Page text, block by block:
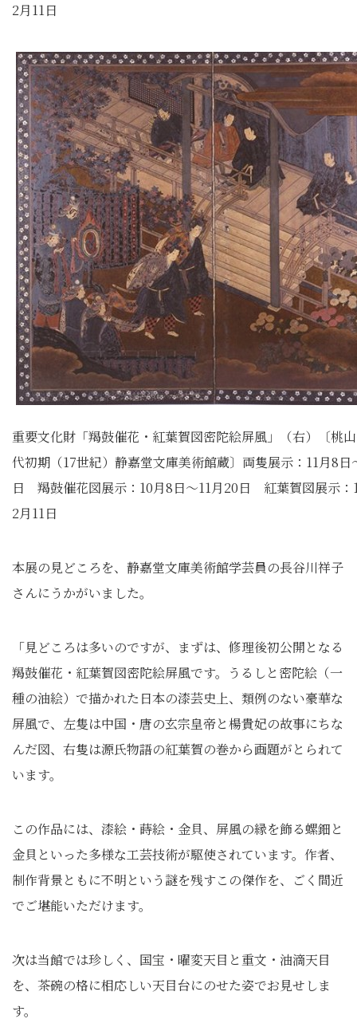
2月11日
重要文化財「羯鼓催花・紅葉賀図密陀絵屏風」（右）〔桃
代初期（17世紀）静嘉堂文庫美術館蔵〕両隻展示：11月8日
日 羯鼓催花図展示：10月8日～11月20日 紅葉賀図展示：
2月11日
本展の見どころを、静嘉堂文庫美術館学芸員の長谷川祥子
さんにうかがいました。
「見どころは多いのですが、まずは、修理後初公開となる
羯鼓催花・紅葉賀図密陀絵屏風です。うるしと密陀絵（一
種の油絵）で描かれた日本の漆芸史上、類例のない豪華な
屏風で、左隻は中国・唐の玄宗皇帝と楊貴妃の故事にちな
んだ図、右隻は源氏物語の紅葉賀の巻から画題がとられて
います。
この作品には、漆絵・蒔絵・金貝、屏風の縁を飾る螺鈿と
金貝といった多様な工芸技術が駆使されています。作者、
制作背景ともに不明という謎を残すこの傑作を、ごく間近
でご堪能いただけます。
次は当館では珍しく、国宝・曜変天目と重文・油滴天目
を、茶碗の格に相応しい天目台にのせた姿でお見せしま
す。